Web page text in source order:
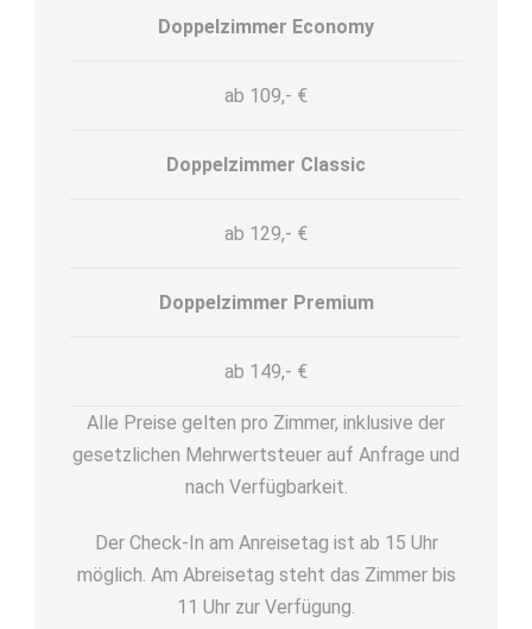
Doppelzimmer Economy
ab 109,- €
Doppelzimmer Classic
ab 129,- €
Doppelzimmer Premium
ab 149,- €
Alle Preise gelten pro Zimmer, inklusive der
gesetzlichen Mehrwertsteuer auf Anfrage und
nach Verfügbarkeit.
Der Check-In am Anreisetag ist ab 15 Uhr
möglich. Am Abreisetag steht das Zimmer bis
11 Uhr zur Verfügung.